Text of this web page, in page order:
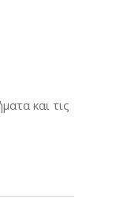
και τις